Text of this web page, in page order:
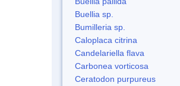
Buellia sp.
Bumilleria sp.
Caloplaca citrina
Candelariella flava
Carbonea vorticosa
Ceratodon purpureus